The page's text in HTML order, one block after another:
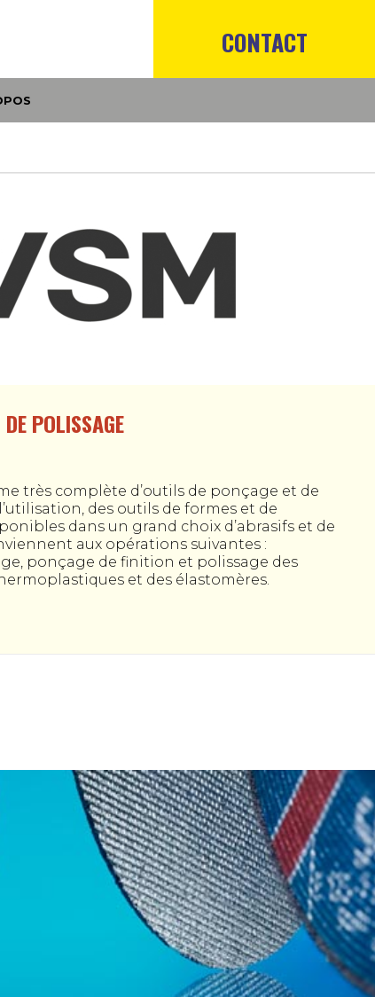
CONTACT
POLISSAGE
très complète d’outils de ponçage et de
des outils de formes et de
dans un grand choix d’abrasifs et de
aux opérations suivantes :
ponçage de finition et polissage des
et des élastomères.